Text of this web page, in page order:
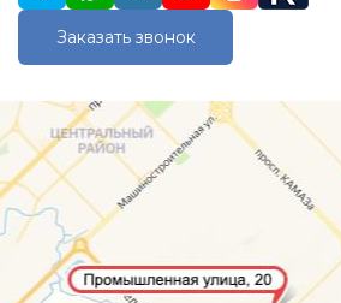
Заказать звонок